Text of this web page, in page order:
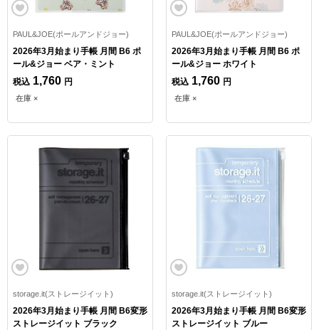
PAUL&JOE(ポールアンドジョー)
2026年3月始まり手帳 月間 B6 ポ
ール&ジョー ベア・ミント
税込 1,760 円
在庫 ×
PAUL&JOE(ポールアンドジョー)
2026年3月始まり手帳 月間 B6 ポ
ール&ジョー ホワイト
税込 1,760 円
在庫 ×
storage.it(ストレージイット)
2026年3月始まり手帳 月間 B6変形
ストレージイット ブラック
storage.it(ストレージイット)
2026年3月始まり手帳 月間 B6変形
ストレージイット ブルー